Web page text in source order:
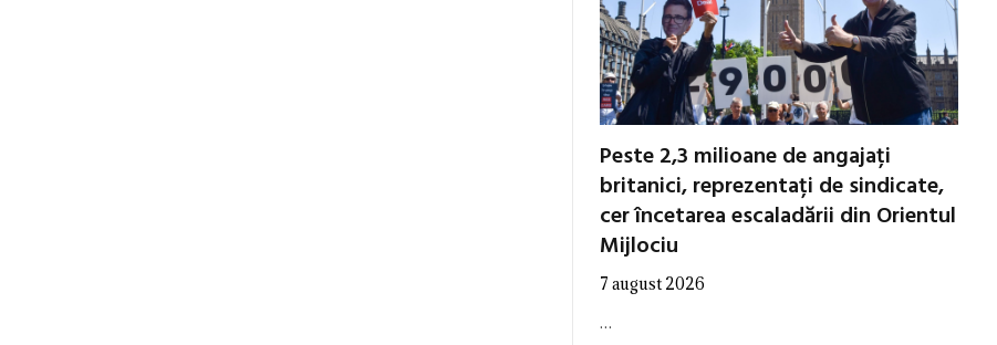
Peste 2,3 milioane de angajați
britanici, reprezentați de sindicate,
cer încetarea escaladării din Orientul
Mijlociu
7 august 2026
…